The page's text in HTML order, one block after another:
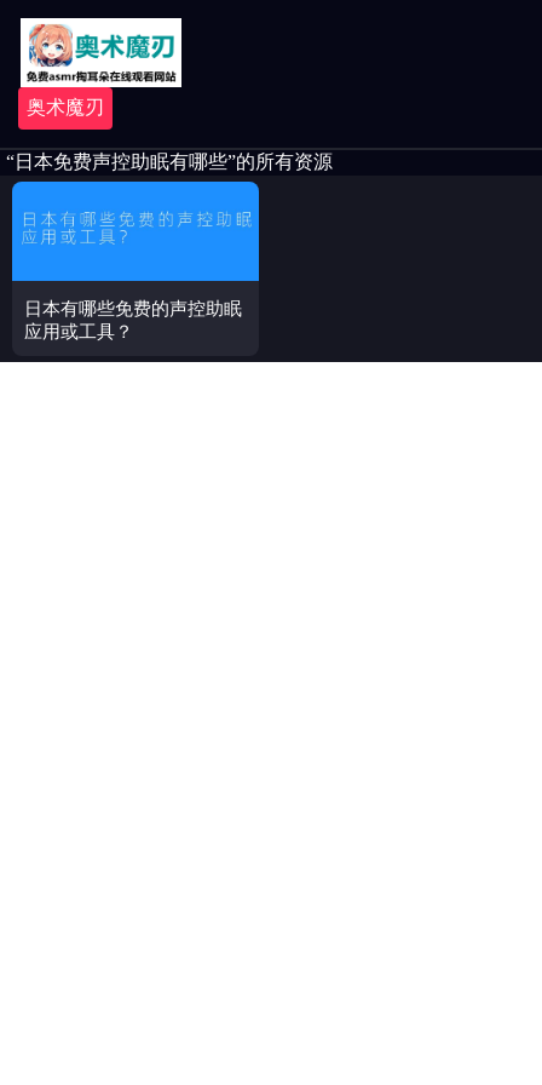
奥术魔刃
“日本免费声控助眠有哪些”的所有资源
日本有哪些免费的声控助眠
应用或工具？